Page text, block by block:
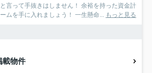
言って手抜きはしません！ 余裕を持った資金計
ムを手に入れましょう！ 一生懸命... もっと見る
載物件